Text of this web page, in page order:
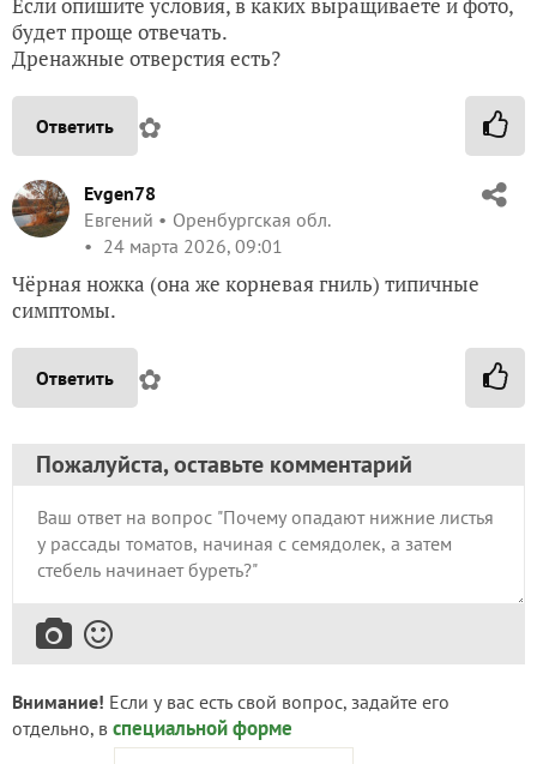
будет проще отвечать.
Дренажные отверстия есть?
Ответить ✿
Evgen78
Евгений
Оренбургская обл.
24 марта 2026, 09:01
Чёрная ножка (она же корневая гниль) типичные
симптомы.
Ответить ✿
Пожалуйста, оставьте комментарий
Внимание! Если у вас есть свой вопрос, задайте его
отдельно, в специальной форме